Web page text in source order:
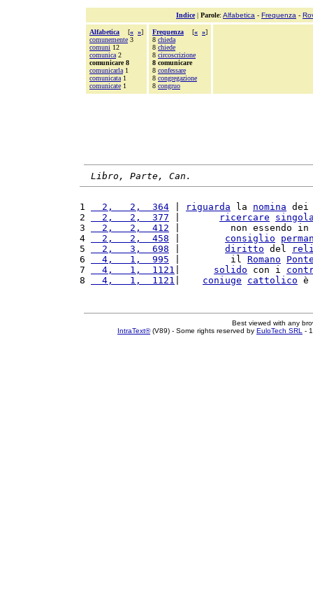
Indice| Parole: Alfabetica - Frequenza -
Alfabetica [« »]
comunemente 3
comuni 12
comunica 2
comunicare 8
comunicarla 1
comunicata 1
comunicate 1
Frequenza [« »]
8 chieda
8 chiede
8 circoscrizione
8 comunicare
8 confessare
8 congregazione
8 congruo
Libro, Parte, Can.
1
  2,   2,  364
riguarda la nomina
2
  2,   2,  377
ricercare
3
  2,   2,  412
|         non essendo
4
  2,   2,  458
consiglio
5
  2,   3,  698
diritto del
6
  4,   1,  995
|         il Romano
7
  4,   1,  1121
solido con i
8
  4,   1,  1121
coniuge cattolico
Best viewed with any
IntraText®(V89) - Some rights reserved by EuloTech SRL -